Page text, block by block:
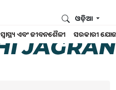
ସ୍ୱାସ୍ଥ୍ୟ ଏବଂ ଜୀବନଶୈଳୀ ସରକାରୀ
ଓଡ଼ିଆ